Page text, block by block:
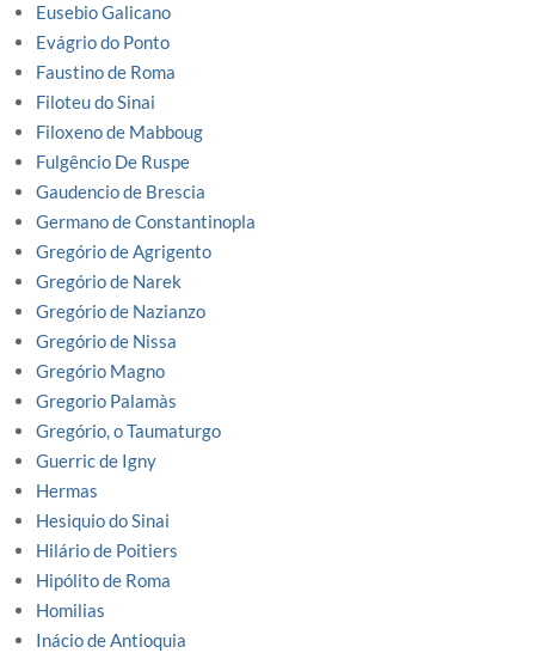
Eusebio Galicano
Evágrio do Ponto
Faustino de Roma
Filoteu do Sinai
Filoxeno de Mabboug
Fulgêncio De Ruspe
Gaudencio de Brescia
Germano de Constantinopla
Gregório de Agrigento
Gregório de Narek
Gregório de Nazianzo
Gregório de Nissa
Gregório Magno
Gregorio Palamàs
Gregório, o Taumaturgo
Guerric de Igny
Hermas
Hesiquio do Sinai
Hilário de Poitiers
Hipólito de Roma
Homilias
Inácio de Antioquia